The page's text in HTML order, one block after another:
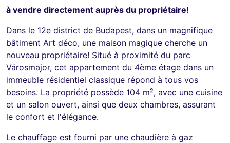
à vendre directement auprès du propriétaire!
Dans le 12e district de Budapest, dans un magnifique
bâtiment Art déco, une maison magique cherche un
nouveau propriétaire! Situé à proximité du parc
Városmajor, cet appartement du 4ème étage dans un
immeuble résidentiel classique répond à tous vos
besoins. La propriété possède 104 m², avec une cuisine
et un salon ouvert, ainsi que deux chambres, assurant
le confort et l'élégance.
Le chauffage est fourni par une chaudière à gaz